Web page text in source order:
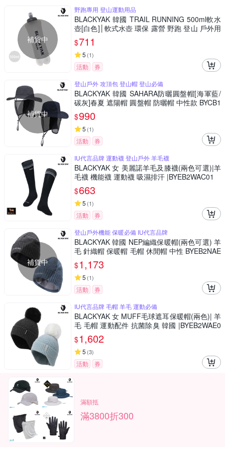
補貨中
野跑專用 登山運動用品
BLACKYAK 韓國 TRAIL RUNNING 500ml軟水
壺[白色]│軟式水壺 環保 露營 野跑 登山 戶外用
品 FB1NGD0191
$711
5 (1)
活動 券
補貨中
登山戶外 攻頂包 登山帽 登山必備
BLACKYAK 韓國 SAHARA防曬圓盤帽[海軍藍/
碳灰]春夏 遮陽帽 圓盤帽 防曬帽 中性款 BYCB1
NAF06
$990
5 (1)
活動
券
IU代言品牌 運動襪 登山戶外 羊毛襪
BLACKYAK 女 美麗諾羊毛及膝襪(兩色可選)|羊
毛襪 機能襪 運動襪 吸濕排汗 |BYEB2WAC01
$663
5 (1)
活動 券
補貨中
登山戶外機能 保暖必備 IU代言品牌
BLACKYAK 韓國 NEP編織保暖帽(兩色可選) 羊
毛 針織帽 保暖帽 毛帽 休閒帽 中性 BYEB2NAE
06
$1,173
5 (1)
活動
券
IU代言品牌 毛帽 羊毛 運動必備
BLACKYAK 女 MUFF毛球遮耳保暖帽(兩色)| 羊
毛 毛帽 運動配件 抗菌除臭 韓國 |BYEB2WAE0
1
$1,602
5 (3)
活動 券
滿額抵
滿3800折300